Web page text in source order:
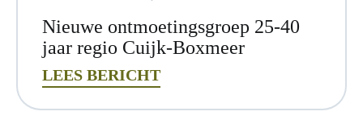
Nieuwe ontmoetingsgroep 25-40
jaar regio Cuijk-Boxmeer
LEES BERICHT